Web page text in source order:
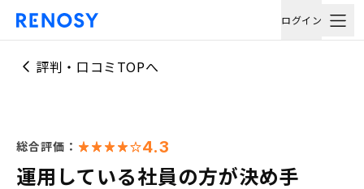
ログイン
評判・口コミTOPへ
総合評価： 4.3
運用している社員の方が決め手